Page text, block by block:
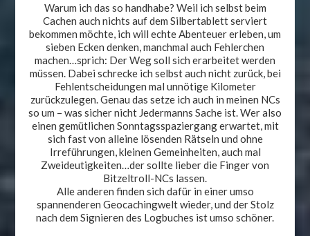
Warum ich das so handhabe? Weil ich selbst beim
Cachen auch nichts auf dem Silbertablett serviert
bekommen möchte, ich will echte Abenteuer erleben, um
sieben Ecken denken, manchmal auch Fehlerchen
machen…sprich: Der Weg soll sich erarbeitet werden
müssen. Dabei schrecke ich selbst auch nicht zurück, bei
Fehlentscheidungen mal unnötige Kilometer
zurückzulegen. Genau das setze ich auch in meinen NCs
so um – was sicher nicht Jedermanns Sache ist. Wer also
einen gemütlichen Sonntagsspaziergang erwartet, mit
sich fast von alleine lösenden Rätseln und ohne
Irreführungen, kleinen Gemeinheiten, auch mal
Zweideutigkeiten…der sollte lieber die Finger von
Bitzeltroll-NCs lassen.
Alle anderen finden sich dafür in einer umso
spannenderen Geocachingwelt wieder, und der Stolz
nach dem Signieren des Logbuches ist umso schöner.